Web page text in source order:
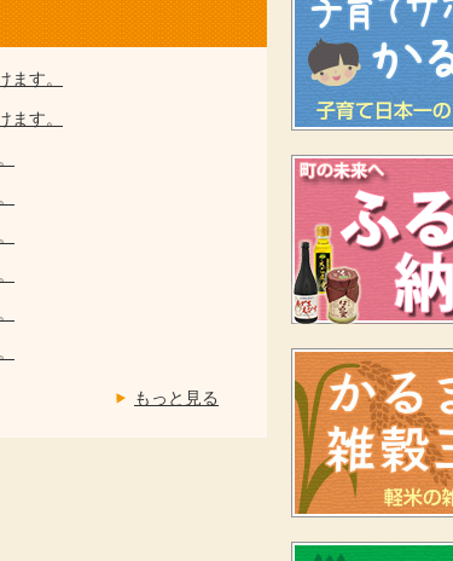
す。
す。
もっと見る